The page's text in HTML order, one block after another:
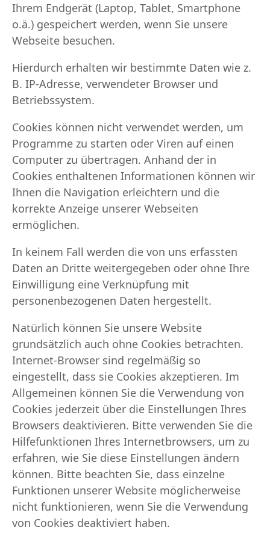
Ihrem Endgerät (Laptop, Tablet, Smartphone
o.ä.) gespeichert werden, wenn Sie unsere
Webseite besuchen.
Hierdurch erhalten wir bestimmte Daten wie z.
B. IP-Adresse, verwendeter Browser und
Betriebssystem.
Cookies können nicht verwendet werden, um
Programme zu starten oder Viren auf einen
Computer zu übertragen. Anhand der in
Cookies enthaltenen Informationen können wir
Ihnen die Navigation erleichtern und die
korrekte Anzeige unserer Webseiten
ermöglichen.
In keinem Fall werden die von uns erfassten
Daten an Dritte weitergegeben oder ohne Ihre
Einwilligung eine Verknüpfung mit
personenbezogenen Daten hergestellt.
Natürlich können Sie unsere Website
grundsätzlich auch ohne Cookies betrachten.
Internet-Browser sind regelmäßig so
eingestellt, dass sie Cookies akzeptieren. Im
Allgemeinen können Sie die Verwendung von
Cookies jederzeit über die Einstellungen Ihres
Browsers deaktivieren. Bitte verwenden Sie die
Hilfefunktionen Ihres Internetbrowsers, um zu
erfahren, wie Sie diese Einstellungen ändern
können. Bitte beachten Sie, dass einzelne
Funktionen unserer Website möglicherweise
nicht funktionieren, wenn Sie die Verwendung
von Cookies deaktiviert haben.